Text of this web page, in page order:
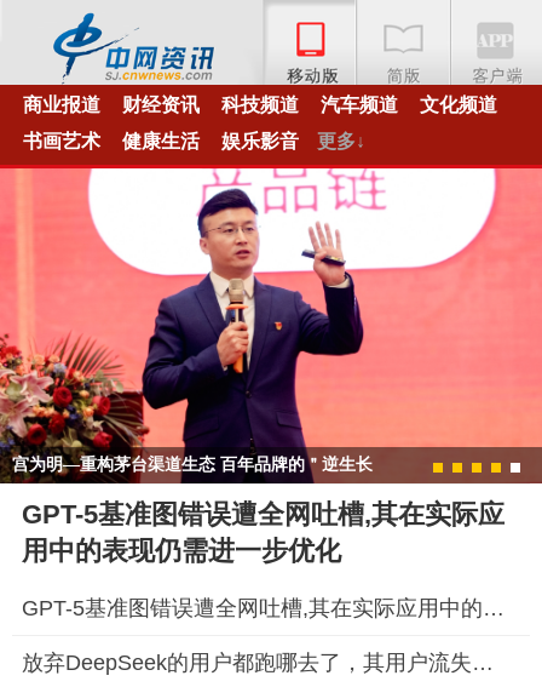
商业报道 财经资讯 科技频道 汽车频道
文化频道
书画艺术
健康生活 娱乐影音 更多↓
宫为明—重构茅台渠道生态 百年品牌的＂逆生长
＂密码
1 2 3 4 5
GPT-5基准图错误遭全网吐槽,其在实际应
用中的表现仍需进一步优化
GPT-5基准图错误遭全网吐槽,其在实际应用中的表现仍需进一步优化
放弃DeepSeek的用户都跑哪去了，其用户流失问题引发了行业关注